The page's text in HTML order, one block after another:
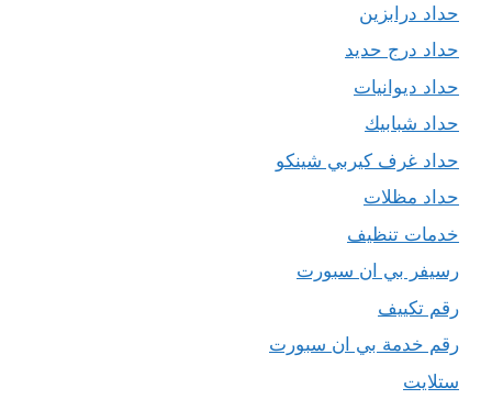
حداد درابزين
حداد درج حديد
حداد ديوانيات
حداد شبابيك
حداد غرف كيربي شينكو
حداد مظلات
خدمات تنظيف
رسيفر بي ان سبورت
رقم تكييف
رقم خدمة بي ان سبورت
ستلايت